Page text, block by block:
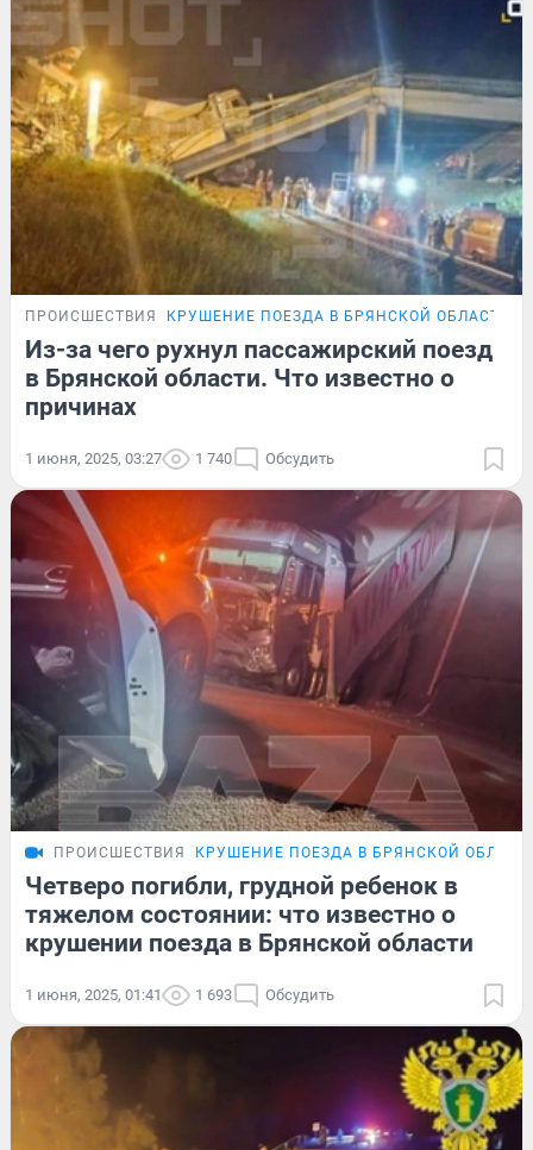
ПРОИСШЕСТВИЯ КРУШЕНИЕ ПОЕЗДА В БРЯНСКОЙ ОБЛАСТИ
Из-за чего рухнул пассажирский поезд
в Брянской области. Что известно о
причинах
1 июня, 2025, 03:27 1 740 Обсудить
ПРОИСШЕСТВИЯ КРУШЕНИЕ ПОЕЗДА В БРЯНСКОЙ
Четверо погибли, грудной ребенок в
тяжелом состоянии: что известно о
крушении поезда в Брянской области
1 июня, 2025, 01:41 1 693 Обсудить